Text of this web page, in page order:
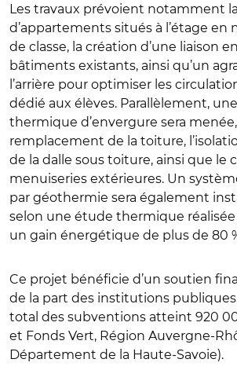
Les travaux prévoient notamment
d’appartements situés à l’étage en
de classe, la création d’une liaison
bâtiments existants, ainsi qu’un
l’arrière pour optimiser les
dédié aux élèves. Parallèlement,
thermique d’envergure sera
remplacement de la toiture,
de la dalle sous toiture, ainsi que le
menuiseries extérieures. Un
par géothermie sera également
selon une étude thermique
un gain énergétique de plus de 80
Ce projet bénéficie d’un soutien
de la part des institutions
total des subventions atteint 920
et Fonds Vert, Région Auvergne-
Département de la Haute-Savoie).